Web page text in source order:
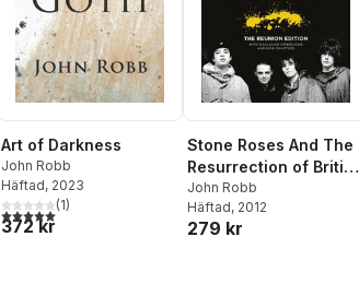
Art of Darkness
John Robb
Häftad, 2023
5,0utav 5 stjärnor. Totalt antal röster:
(1)
372 kr
Stone Roses And The
Resurrection of British
Pop
John Robb
Häftad, 2012
279 kr